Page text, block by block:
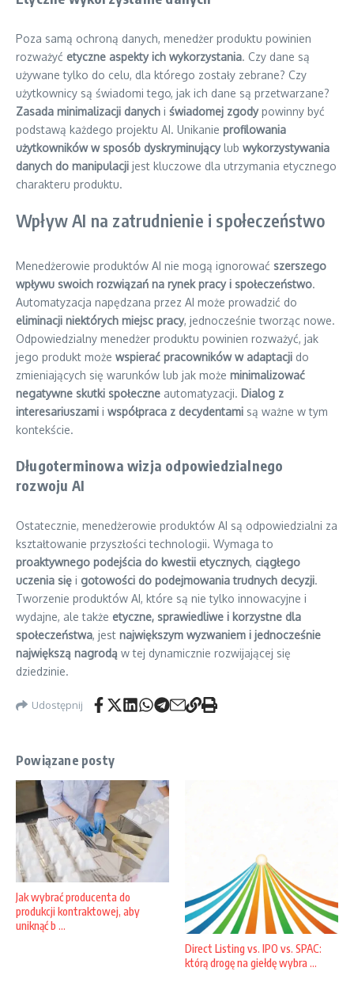
Poza samą ochroną danych, menedżer produktu powinien
rozważyć etyczne aspekty ich wykorzystania. Czy dane są
używane tylko do celu, dla którego zostały zebrane? Czy
użytkownicy są świadomi tego, jak ich dane są przetwarzane?
Zasada minimalizacji danych i świadomej zgodypowinny być
podstawą każdego projektu AI. Unikanie profilowania
użytkowników w sposób dyskryminującylub wykorzystywania
danych do manipulacji jest kluczowe dla utrzymania etycznego
charakteru produktu.
Wpływ AI na zatrudnienie i społeczeństwo
Menedżerowie produktów AI nie mogą ignorować szerszego
wpływu swoich rozwiązań na rynek pracy i społeczeństwo.
Automatyzacja napędzana przez AI może prowadzić do
eliminacji niektórych miejsc pracy, jednocześnie tworząc nowe.
Odpowiedzialny menedżer produktu powinien rozważyć, jak
jego produkt może wspierać pracowników w adaptacji do
zmieniających się warunków lub jak może minimalizować
negatywne skutki społeczne automatyzacji. Dialog z
interesariuszami i współpraca z decydentami są ważne w tym
kontekście.
Długoterminowa wizja odpowiedzialnego
rozwoju AI
Ostatecznie, menedżerowie produktów AI są odpowiedzialni za
kształtowanie przyszłości technologii. Wymaga to
proaktywnego podejścia do kwestii etycznych, ciągłego
uczenia się i gotowości do podejmowania trudnych decyzji.
Tworzenie produktów AI, które są nie tylko innowacyjne i
wydajne, ale także etyczne, sprawiedliwe i korzystne dla
społeczeństwa, jest największym wyzwaniem i jednocześnie
największą nagrodą w tej dynamicznie rozwijającej się
dziedzinie.
Udostępnij
Powiązane posty
Jak wybrać producenta do
produkcji kontraktowej, aby
uniknąć b ...
Direct Listing vs. IPO vs. SPAC:
którą drogę na giełdę wybra ...